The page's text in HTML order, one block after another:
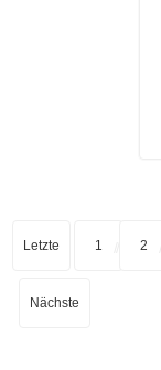
Letzte 1 2
Nächste